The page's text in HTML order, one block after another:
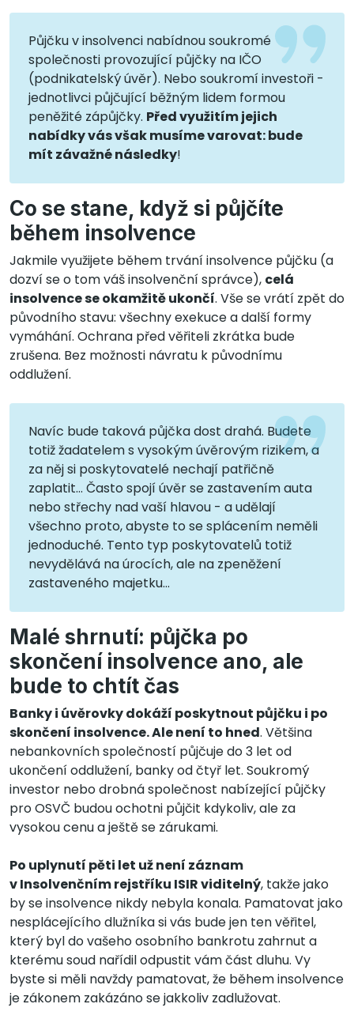
Půjčku v insolvenci nabídnou soukromé
společnosti provozující půjčky na IČO
(podnikatelský úvěr). Nebo soukromí investoři -
jednotlivci půjčující běžným lidem formou
peněžité zápůjčky. Před využitím jejich
nabídky vás však musíme varovat: bude
mít závažné následky!
Co se stane, když si půjčíte
během insolvence
Jakmile využijete během trvání insolvence půjčku (a
dozví se o tom váš insolvenční správce), celá
insolvence se okamžitě ukončí. Vše se vrátí zpět do
původního stavu: všechny exekuce a další formy
vymáhání. Ochrana před věřiteli zkrátka bude
zrušena. Bez možnosti návratu k původnímu
oddlužení.
Navíc bude taková půjčka dost drahá. Budete
totiž žadatelem s vysokým úvěrovým rizikem, a
za něj si poskytovatelé nechají patřičně
zaplatit… Často spojí úvěr se zastavením auta
nebo střechy nad vaší hlavou - a udělají
všechno proto, abyste to se splácením neměli
jednoduché. Tento typ poskytovatelů totiž
nevydělává na úrocích, ale na zpeněžení
zastaveného majetku…
Malé shrnutí: půjčka po
skončení insolvence ano, ale
bude to chtít čas
Banky i úvěrovky dokáží poskytnout půjčku i po
skončení insolvence. Ale není to hned. Většina
nebankovních společností půjčuje do 3 let od
ukončení oddlužení, banky od čtyř let. Soukromý
investor nebo drobná společnost nabízející půjčky
pro OSVČ budou ochotni půjčit kdykoliv, ale za
vysokou cenu a ještě se zárukami.
Po uplynutí pěti let už není záznam
v Insolvenčním rejstříku ISIR viditelný, takže jako
by se insolvence nikdy nebyla konala. Pamatovat jako
nesplácejícího dlužníka si vás bude jen ten věřitel,
který byl do vašeho osobního bankrotu zahrnut a
kterému soud nařídil odpustit vám část dluhu. Vy
byste si měli navždy pamatovat, že během insolvence
je zákonem zakázáno se jakkoliv zadlužovat.